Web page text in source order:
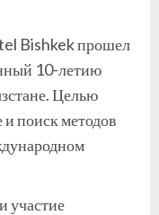
Bishkek прошел
10-летию
Целью
и поиск методов
участие